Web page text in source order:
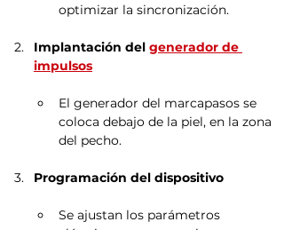
optimizar la sincronización.
Implantación del generador de
impulsos
El generador del marcapasos se
coloca debajo de la piel, en la zona
del pecho.
Programación del dispositivo
Se ajustan los parámetros